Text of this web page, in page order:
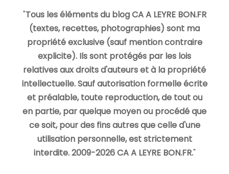
"Tous les éléments du blog CA A LEYRE BON.FR
(textes, recettes, photographies) sont ma
propriété exclusive (sauf mention contraire
explicite). Ils sont protégés par les lois
relatives aux droits d'auteurs et à la propriété
intellectuelle. Sauf autorisation formelle écrite
et préalable, toute reproduction, de tout ou
en partie, par quelque moyen ou procédé que
ce soit, pour des fins autres que celle d'une
utilisation personnelle, est strictement
interdite. 2009-2026 CA A LEYRE BON.FR."